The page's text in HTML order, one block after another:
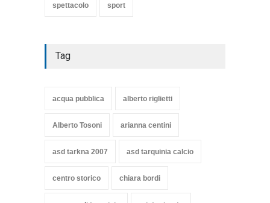
spettacolo sport
Tag
acqua pubblica alberto riglietti
Alberto Tosoni arianna centini
asd tarkna 2007 asd tarquinia calcio
centro storico chiara bordi